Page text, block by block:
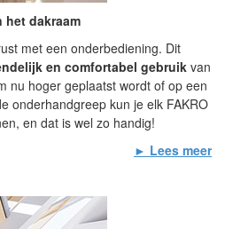
het dakraam
met een onderbediening. Dit
en comfortabel gebruik van
nu hoger geplaatst wordt of op een
onderhandgreep kun je elk FAKRO
en dat is wel zo handig!
► Lees meer